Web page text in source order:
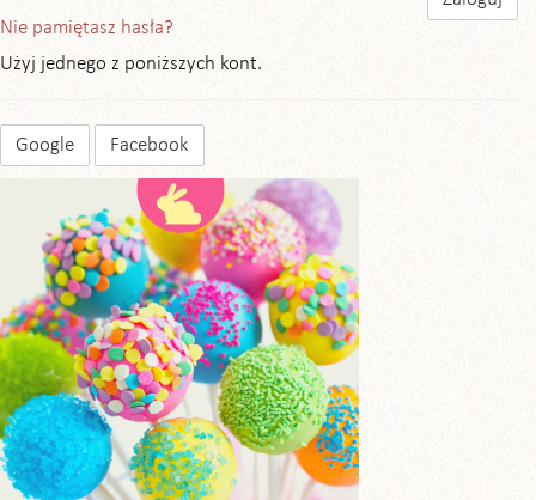
Nie pamiętasz hasła?
Użyj jednego z poniższych kont.
Google Facebook